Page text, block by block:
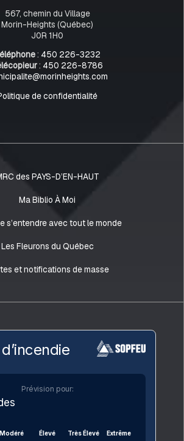
567, chemin du Village
Morin-Heights (Québec)
J0R 1H0
: 450 226-3232
: 450 226-8786
de confidentialité
des PAYS-D’EN-HAUT
Ma Biblio À Moi
s’entendre avec tout le monde
Les Fleurons du Québec
et notifications de masse
Prévision pour:
Modéré Élevé Très Élevé Extrême